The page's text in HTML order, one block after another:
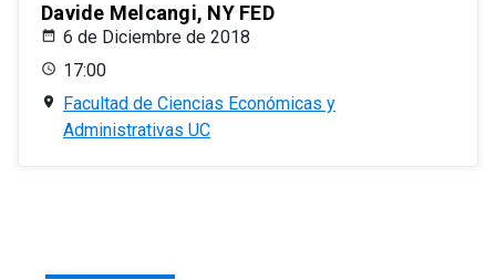
Davide Melcangi, NY FED
6 de Diciembre de 2018
17:00
Facultad de Ciencias Económicas y
Administrativas UC